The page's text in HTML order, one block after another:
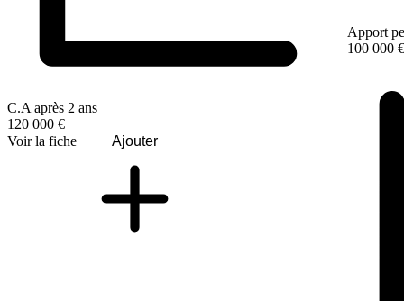
C.A après 2 ans
120 000 €
Voir la fiche
Ajouter
Apport
100 000 €